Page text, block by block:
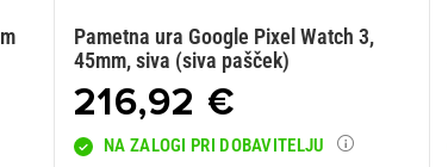
Pametna ura Google Pixel Watch 3,
45mm, siva (siva pašček)
216,92 €
NA ZALOGI PRI DOBAVITELJU